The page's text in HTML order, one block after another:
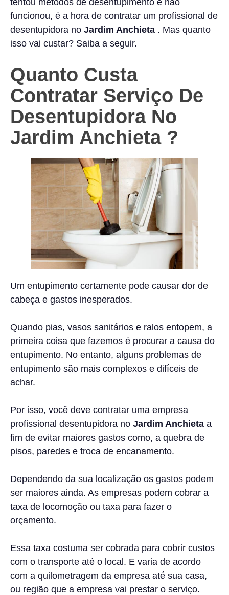
tentou métodos de desentupimento e não
funcionou, é a hora de contratar um profissional de
desentupidora no Jardim Anchieta . Mas quanto
isso vai custar? Saiba a seguir.
Quanto Custa
Contratar Serviço De
Desentupidora No
Jardim Anchieta?
Um entupimento certamente pode causar dor de
cabeça e gastos inesperados.
Quando pias, vasos sanitários e ralos entopem, a
primeira coisa que fazemos é procurar a causa do
entupimento. No entanto, alguns problemas de
entupimento são mais complexos e difíceis de
achar.
Por isso, você deve contratar uma empresa
profissional desentupidora no Jardim Anchieta a
fim de evitar maiores gastos como, a quebra de
pisos, paredes e troca de encanamento.
Dependendo da sua localização os gastos podem
ser maiores ainda. As empresas podem cobrar a
taxa de locomoção ou taxa para fazer o
orçamento.
Essa taxa costuma ser cobrada para cobrir custos
com o transporte até o local. E varia de acordo
com a quilometragem da empresa até sua casa,
ou região que a empresa vai prestar o serviço.